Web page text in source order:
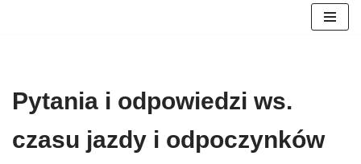
Pytania i odpowiedzi ws.
czasu jazdy i odpoczynków